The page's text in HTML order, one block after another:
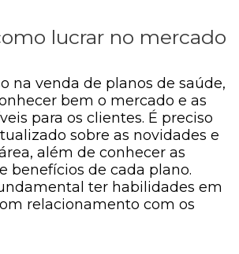
lucrar no mercado
na venda de planos de saúde,
bem o mercado e as
para os clientes. É preciso
sobre as novidades e
além de conhecer as
benefícios de cada plano.
ter habilidades em
relacionamento com os